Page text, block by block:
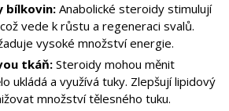
bílkovin:Anabolické steroidy stimulují
vede k růstu a regeneraci svalů.
vysoké množství energie.
tkáň: Steroidy mohou měnit
ukládá a využívá tuky. Zlepšují lipidový
množství tělesného tuku.